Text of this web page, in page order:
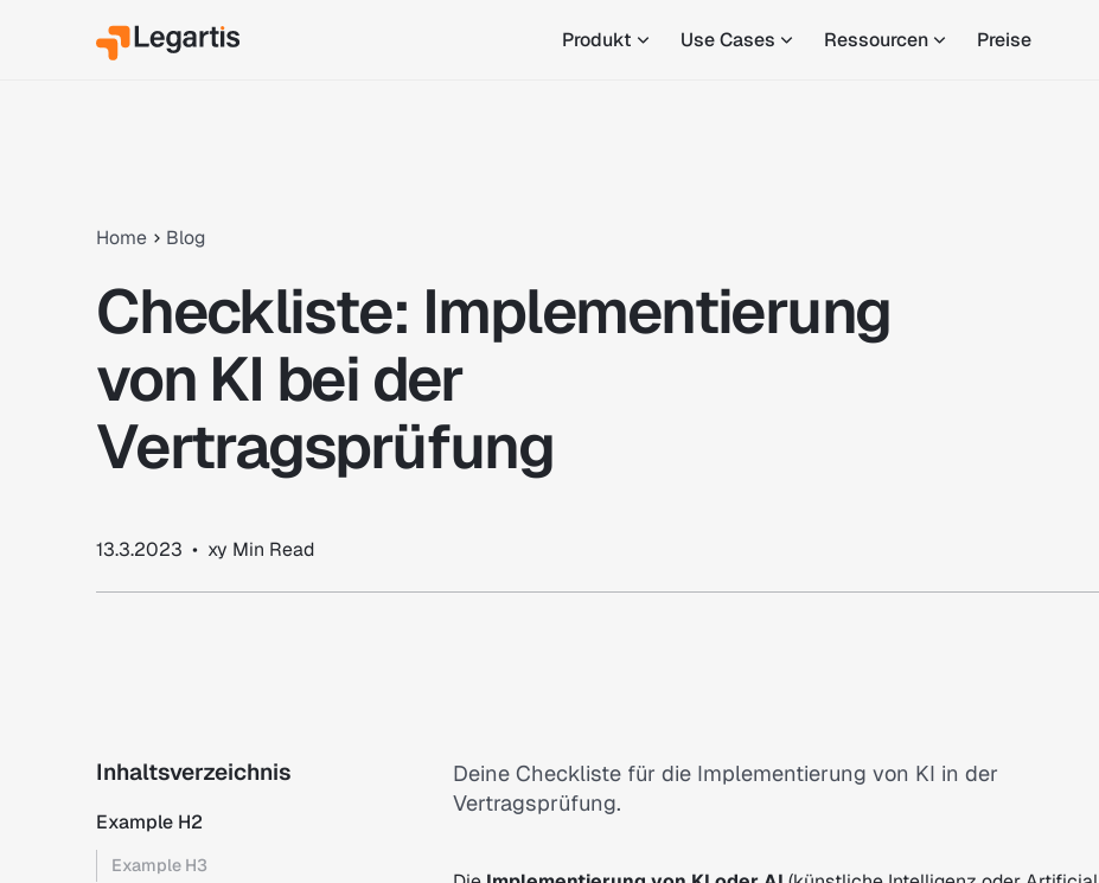
Produkt Use Cases Ressourcen Preise
Home Blog
Checkliste: Implementierung
von KI bei der
Vertragsprüfung
13.3.2023 • xy Min Read
Inhaltsverzeichnis
Example H2
Example H3
Deine Checkliste für die Implementierung von KI in der
Vertragsprüfung.